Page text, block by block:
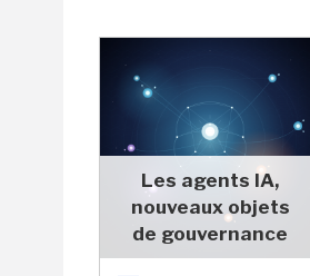
Les agents IA,
nouveaux objets
de gouvernance